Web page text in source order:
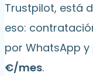
Trustpilot, está
eso:
por WhatsApp
€/mes.